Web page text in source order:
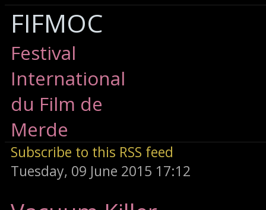
FIFMOC
Festival
International
du Film de
Merde
Subscribe to this RSS feed
Tuesday, 09 June 2015 17:12